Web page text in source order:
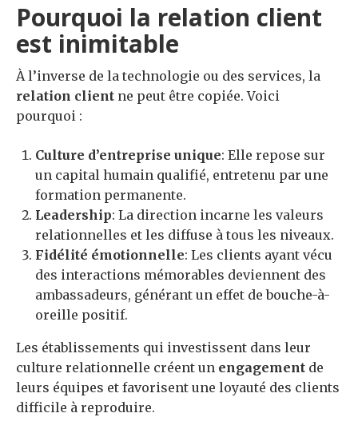
Pourquoi la relation client
est inimitable
À l’inverse de la technologie ou des services, la
relation client ne peut être copiée. Voici
pourquoi :
Culture d’entreprise unique: Elle repose sur
un capital humain qualifié, entretenu par une
formation permanente.
Leadership: La direction incarne les valeurs
relationnelles et les diffuse à tous les niveaux.
Fidélité émotionnelle: Les clients ayant vécu
des interactions mémorables deviennent des
ambassadeurs, générant un effet de bouche-à-
oreille positif.
Les établissements qui investissent dans leur
culture relationnelle créent un engagement de
leurs équipes et favorisent une loyauté des clients
difficile à reproduire.